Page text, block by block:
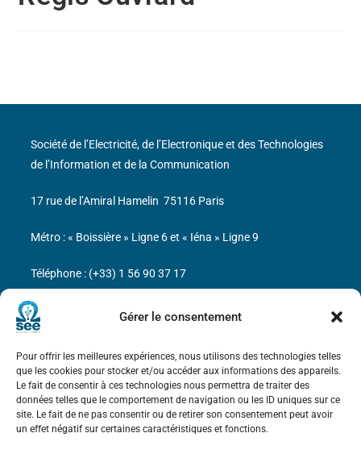
Gérer le consentement
Pour offrir les meilleures expériences, nous utilisons des technologies telles
que les cookies pour stocker et/ou accéder aux informations des appareils.
Le fait de consentir à ces technologies nous permettra de traiter des
données telles que le comportement de navigation ou les ID uniques sur ce
site. Le fait de ne pas consentir ou de retirer son consentement peut avoir
un effet négatif sur certaines caractéristiques et fonctions.
Bicentenaire des découvertes d’André-
Marie Ampère
Mentions légales
Société de l’Electricité, de l’Electronique et des Technologies
de l’Information et de la Communication
17 rue de l’Amiral Hamelin 75116 Paris
Métro : « Boissière » Ligne 6 et « Iéna » Ligne 9
Téléphone : (+33) 1 56 90 37 17
N° de SIREN : 785 393 232, Code APE : 9412Z TVA intra-
communautaire : FR44 785 393 232